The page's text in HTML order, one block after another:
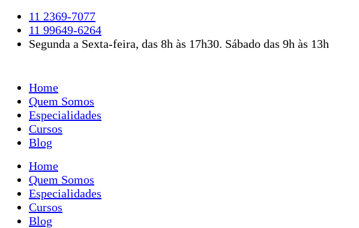
conteúdo
11 2369-7077
11 99649-6264
Segunda a Sexta-feira, das 8h às 17h30. Sábado das 9h às 13h
Home
Quem Somos
Especialidades
Cursos
Blog
Home
Quem Somos
Especialidades
Cursos
Blog